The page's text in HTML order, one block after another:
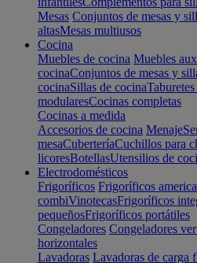
Mesas Conjuntos de mesas y
altasMesas multiusos
Cocina
Muebles de cocina Muebles
cocinaConjuntos de mesas y
cocinaSillas de cocina
modularesCocinas completas
Cocinas a medida
Accesorios de cocina Menaje
mesaCuberteríaCuchillos para
licoresBotellasUtensilios de
Electrodomésticos
Frigoríficos Frigoríficos
combiVinotecasFrigoríficos
pequeñosFrigoríficos portátiles
Congeladores Congeladores
horizontales
Lavadoras Lavadoras de carga